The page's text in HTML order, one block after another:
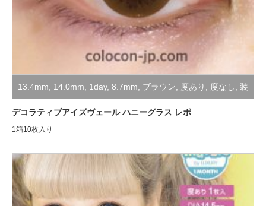
13.4mm 14.0mm 1day, 8.7mm ブラウン 度あり 度なし 装
着レポ
デコラティブアイズヴェール ハニーグラス レポ
1箱10枚入り